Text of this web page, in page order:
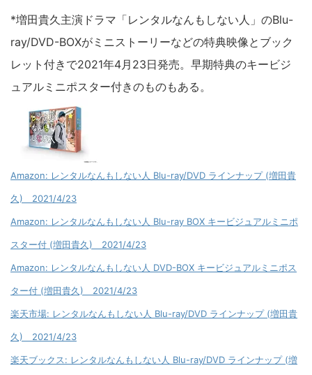
*増田貴久主演ドラマ「レンタルなんもしない人」のBlu-
ray/DVD-BOXがミニストーリーなどの特典映像とブック
レット付きで2021年4月23日発売。早期特典のキービジ
ュアルミニポスター付きのものもある。
Amazon: レンタルなんもしない人 Blu-ray/DVD ラインナップ (増田貴
久) 2021/4/23
Amazon: レンタルなんもしない人 Blu-ray BOX キービジュアルミニポ
スター付 (増田貴久) 2021/4/23
Amazon: レンタルなんもしない人 DVD-BOX キービジュアルミニポス
ター付 (増田貴久) 2021/4/23
楽天市場: レンタルなんもしない人 Blu-ray/DVD ラインナップ (増田貴
久) 2021/4/23
楽天ブックス: レンタルなんもしない人 Blu-ray/DVD ラインナップ (増